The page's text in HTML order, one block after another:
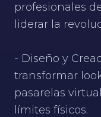
profesionales
liderar la
- Diseño y
transformar
pasarelas
límites físicos.